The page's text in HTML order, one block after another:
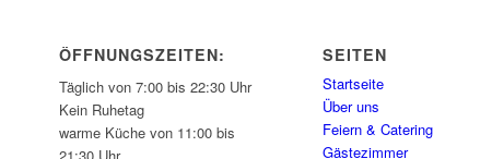
ÖFFNUNGSZEITEN:
Täglich von 7:00 bis 22:30 Uhr
Kein Ruhetag
warme Küche von 11:00 bis
SEITEN
Startseite
Über uns
Feiern & Catering
Gästezimmer